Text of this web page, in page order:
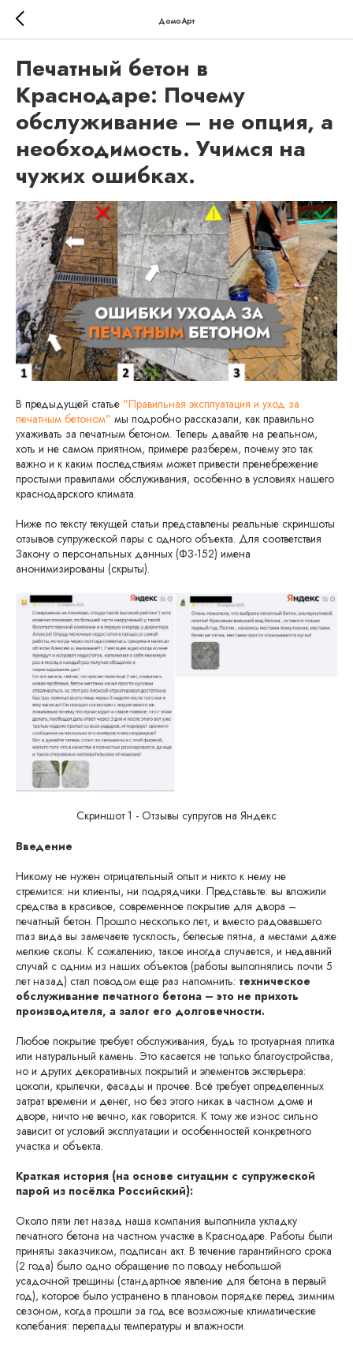
ДомоАрт
Печатный бетон в
Краснодаре: Почему
обслуживание – не опция, а
необходимость. Учимся на
чужих ошибках.
В предыдущей статье "Правильная эксплуатация и уход за
печатным бетоном" мы подробно рассказали, как правильно
ухаживать за печатным бетоном. Теперь давайте на реальном,
хоть и не самом приятном, примере разберем, почему это так
важно и к каким последствиям может привести пренебрежение
простыми правилами обслуживания, особенно в условиях нашего
краснодарского климата.
Ниже по тексту текущей статьи представлены реальные скриншоты
отзывов супружеской пары с одного объекта. Для соответствия
Закону о персональных данных (ФЗ-152) имена
анонимизированы (скрыты).
Скриншот 1 - Отзывы супругов на Яндекс
Введение
Никому не нужен отрицательный опыт и никто к нему не
стремится: ни клиенты, ни подрядчики. Представьте: вы вложили
средства в красивое, современное покрытие для двора –
печатный бетон. Прошло несколько лет, и вместо радовавшего
глаз вида вы замечаете тусклость, белесые пятна, а местами даже
мелкие сколы. К сожалению, такое иногда случается, и недавний
случай с одним из наших объектов (работы выполнялись почти 5
лет назад) стал поводом еще раз напомнить: техническое
обслуживание печатного бетона – это не прихоть
производителя, а залог его долговечности.
Любое покрытие требует обслуживания, будь то тротуарная плитка
или натуральный камень. Это касается не только благоустройства,
но и других декоративных покрытий и элементов экстерьера:
цоколи, крылечки, фасады и прочее. Всё требует определенных
затрат времени и денег, но без этого никак в частном доме и
дворе, ничто не вечно, как говорится. К тому же износ сильно
зависит от условий эксплуатации и особенностей конкретного
участка и объекта.
Краткая история (на основе ситуации с супружеской
парой из посёлка Российский):
Около пяти лет назад наша компания выполнила укладку
печатного бетона на частном участке в Краснодаре. Работы были
приняты заказчиком, подписан акт. В течение гарантийного срока
(2 года) было одно обращение по поводу небольшой
усадочной трещины (стандартное явление для бетона в первый
год), которое было устранено в плановом порядке перед зимним
сезоном, когда прошли за год все возможные климатические
колебания: перепады температуры и влажности.